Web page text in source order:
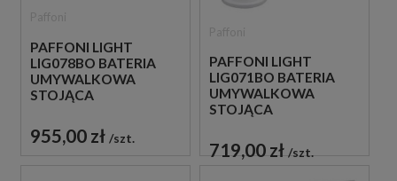
PAFFONI LIGHT
LIG078BO BATERIA
UMYWALKOWA
STOJĄCA
BIAŁA
955,00 zł szt.
PAFFONI LIGHT
LIG071BO BATERIA
UMYWALKOWA
STOJĄCA
BIAŁA
719,00 zł szt.